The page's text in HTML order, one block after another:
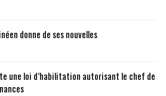
donne de ses nouvelles
une loi d’habilitation autorisant le chef de